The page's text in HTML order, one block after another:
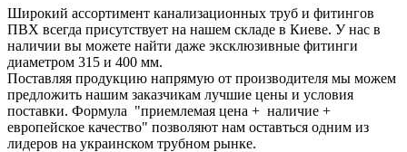
Широкий ассортимент канализационных труб и фитингов
ПВХ всегда присутствует на нашем складе в Киеве. У нас в
наличии вы можете найти даже эксклюзивные фитинги
диаметром 315 и 400 мм.
Поставляя продукцию напрямую от производителя мы можем
предложить нашим заказчикам лучшие цены и условия
поставки. Формула "приемлемая цена + наличие +
европейское качество" позволяют нам оставться одним из
лидеров на украинском трубном рынке.